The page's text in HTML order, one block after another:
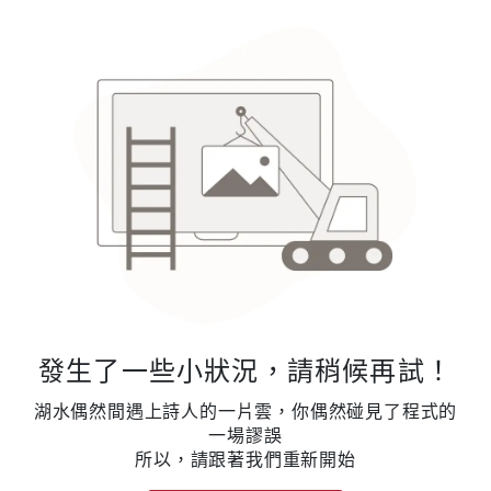
發生了一些小狀況，請稍候再試！
湖水偶然間遇上詩人的一片雲，你偶然碰見了程式的
一場謬誤
所以，請跟著我們重新開始